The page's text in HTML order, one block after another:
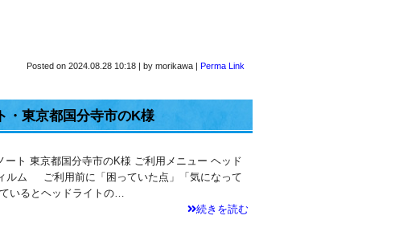
Posted on 2024.08.28 10:18| by morikawa| Perma Link
・東京都国分寺市のK様
ート 東京都国分寺市のK様 ご利用メニュー ヘッド
ルム ご利用前に「困っていた点」「気になって
いるとヘッドライトの…
続きを読む